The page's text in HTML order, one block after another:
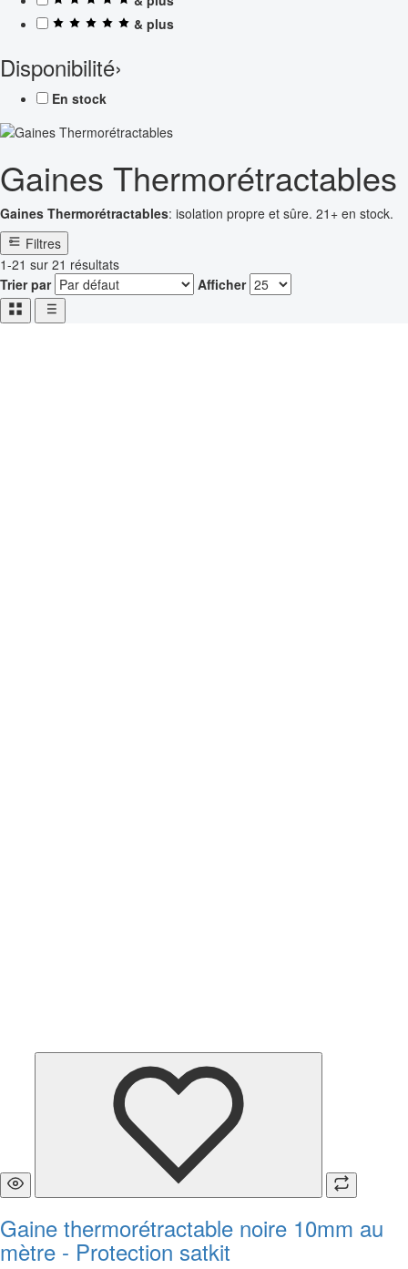
& plus
Disponibilité›
En stock
Gaines Thermorétractables
Gaines Thermorétractables: isolation propre et sûre. 21+ en stock.
Filtres
1-21 sur 21 résultats
Trier par
Afficher
Gaine thermorétractable noire 10mm au
mètre - Protection satkit